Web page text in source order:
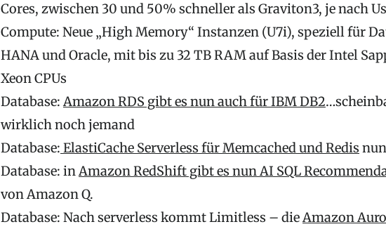
Cores, zwischen 30 und 50% schneller als Graviton3, je nach
Compute: Neue „High Memory“ Instanzen (U7i), speziell für
HANA und Oracle, mit bis zu 32 TB RAM auf Basis der Intel
Xeon CPUs
Database:Amazon RDS gibt es nun auch für IBM DB2
wirklich noch jemand
Database: ElastiCache Serverless für Memcached und Redis
Database: inAmazon RedShift gibt es nun AI SQL
von Amazon Q.
Database: Nach serverless kommt Limitless – dieAmazon